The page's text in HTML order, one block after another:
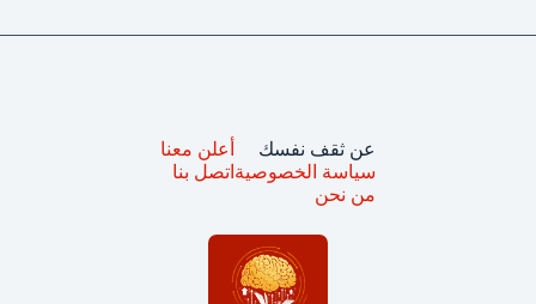
عن ثقف نفسك
سياسة الخصوصية
من نحن
أعلن معنا
اتصل بنا